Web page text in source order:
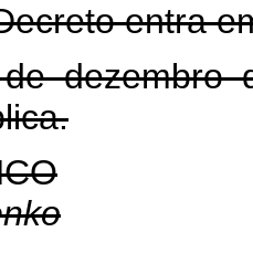
entra
dezembro